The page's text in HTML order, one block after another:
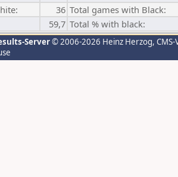
36 Total games with Black:
59,7 Total % with black:
Server© 2006-2026 Heinz Herzog,